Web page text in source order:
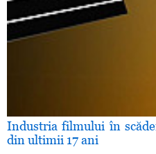
Industria filmului în
din ultimii 17 ani